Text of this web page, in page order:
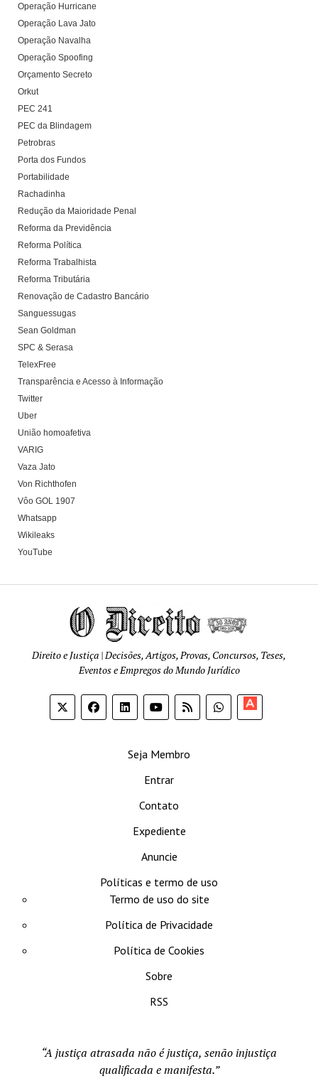
Operação Hurricane
Operação Lava Jato
Operação Navalha
Operação Spoofing
Orçamento Secreto
Orkut
PEC 241
PEC da Blindagem
Petrobras
Porta dos Fundos
Portabilidade
Rachadinha
Redução da Maioridade Penal
Reforma da Previdência
Reforma Política
Reforma Trabalhista
Reforma Tributária
Renovação de Cadastro Bancário
Sanguessugas
Sean Goldman
SPC & Serasa
TelexFree
Transparência e Acesso à Informação
Twitter
Uber
União homoafetiva
VARIG
Vaza Jato
Von Richthofen
Vôo GOL 1907
Whatsapp
Wikileaks
YouTube
Direito e Justiça | Decisões, Artigos, Provas, Concursos, Teses,
Eventos e Empregos do Mundo Jurídico
Seja Membro
Entrar
Contato
Expediente
Anuncie
Políticas e termo de uso
Termo de uso do site
Política de Privacidade
Política de Cookies
Sobre
RSS
“A justiça atrasada não é justiça, senão injustiça
qualificada e manifesta.”